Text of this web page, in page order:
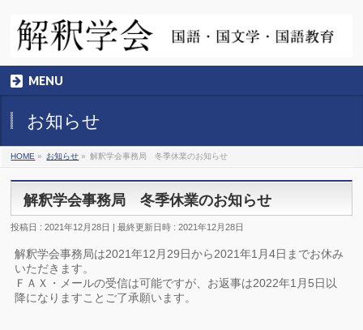
MENU
お知らせ
HOME » お知らせ » 解釈学会事務局 冬季休業のお知らせ
解釈学会事務局 冬季休業のお知らせ
投稿日 : 2021年12月28日 最終更新日時 : 2021年12月28日
解釈学会事務局は2021年12月29日から2021年1月4日までお休み
いただきます。
ＦＡＸ・メールの受信は可能ですが、お返事は2022年1月5日以
降になりますことご了承願います。